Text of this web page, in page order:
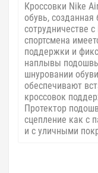
Кроссовки Nike
обувь,
сотрудничестве
спортсмена
поддержки и
наплывы
шнуровании
обеспечивают
кроссовок
Протектор
сцепление как с
и с уличными